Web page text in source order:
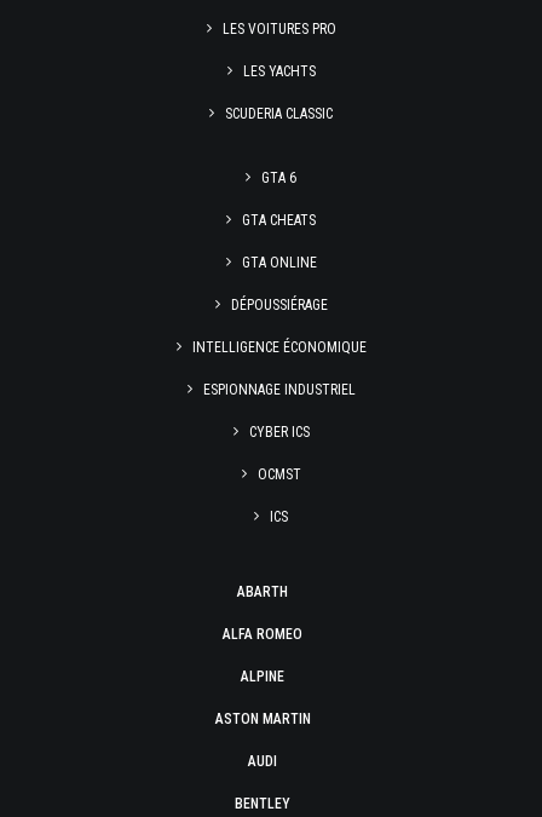
LES VOITURES PRO
LES YACHTS
SCUDERIA CLASSIC
GTA 6
GTA CHEATS
GTA ONLINE
DÉPOUSSIÉRAGE
INTELLIGENCE ÉCONOMIQUE
ESPIONNAGE INDUSTRIEL
CYBER ICS
OCMST
ICS
ABARTH
ALFA ROMEO
ALPINE
ASTON MARTIN
AUDI
BENTLEY